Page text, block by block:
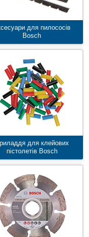
для пилососів
Bosch
для клейових
пістолетів Bosch